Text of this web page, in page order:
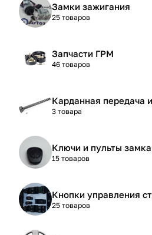
Замки зажигания
25 товаров
Запчасти ГРМ
46 товаров
Карданная передача
3 товара
Ключи и пульты
15 товаров
Кнопки управления
25 товаров